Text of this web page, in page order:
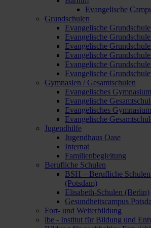
Evangelische
Grundschulen
Evangelische
Evangelische
Evangelische
Evangelische
Evangelische
Evangelische
Gymnasien / Gesamtschulen
Evangelisches
Evangelische
Evangelisches
Evangelische
Jugendhilfe
Jugendhaus Oase
Internat
Familienbegleitung
Berufliche Schulen
BSH – Berufliche
(Potsdam)
Elisabeth-Schulen (Berlin)
Gesundheitscampus
Fort- und Weiterbildung
ibe - Institut für Bildung und